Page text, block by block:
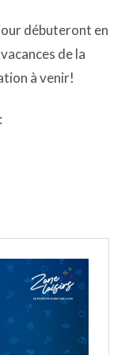
débuteront en
de la
à venir!